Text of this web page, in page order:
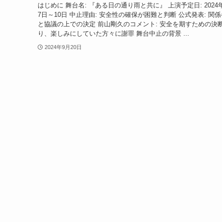
はじめに 舞台名: 『ある日の通り雨と共に』 上演予定日: 2024
7日～10日 中止理由: 安全性の確保が困難と判断 公式発表: 関
と協議の上での決定 前山剛久のコメント: 安全を期すための決
り、楽しみにしていた方々に謝罪 舞台中止の背景 ...
2024年9月20日